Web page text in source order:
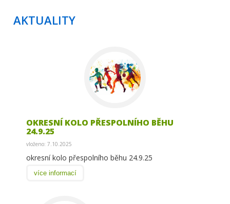
AKTUALITY
OKRESNÍ KOLO PŘESPOLNÍHO BĚHU
24.9.25
vloženo: 7.10.2025
okresní kolo přespolního běhu 24.9.25
více informací